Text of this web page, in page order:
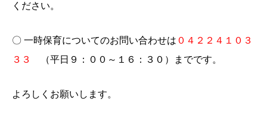
ください。
〇 一時保育についてのお問い合わせは ０４２２４１０３
３３
（平日９：００～１６：３０）までです。
よろしくお願いします。